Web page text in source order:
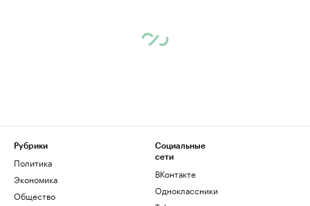
Рубрики
Политика
Экономика
Общество
Социальные
сети
ВКонтакте
Одноклассники